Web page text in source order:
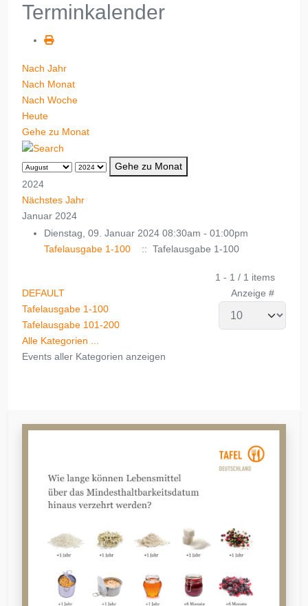
Terminkalender
Nach Jahr
Nach Monat
Nach Woche
Heute
Gehe zu Monat
Gehe zu Monat
2024
Nächstes Jahr
Januar 2024
Dienstag, 09. Januar 2024 08:30am - 01:00pm
Tafelausgabe 1-100
:: Tafelausgabe 1-100
1 - 1 / 1 items
Anzeige #
DEFAULT
Tafelausgabe 1-100
Tafelausgabe 101-200
Alle Kategorien ...
Events aller Kategorien anzeigen